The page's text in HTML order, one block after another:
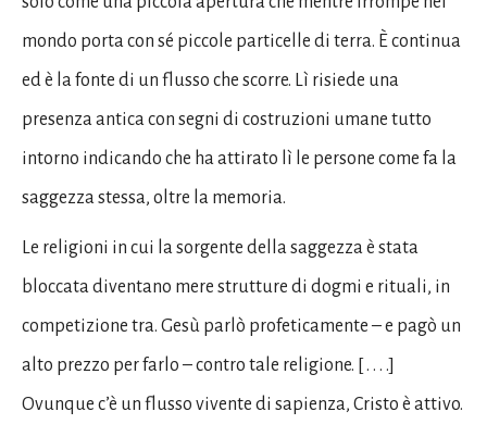
mondo porta con sé piccole particelle di terra. È continua
ed è la fonte di un flusso che scorre. Lì risiede una
presenza antica con segni di costruzioni umane tutto
intorno indicando che ha attirato lì le persone come fa la
saggezza stessa, oltre la memoria.
Le religioni in cui la sorgente della saggezza è stata
bloccata diventano mere strutture di dogmi e rituali, in
competizione tra. Gesù parlò profeticamente – e pagò un
alto prezzo per farlo – contro tale religione. [ . . . .]
Ovunque c’è un flusso vivente di sapienza, Cristo è attivo.